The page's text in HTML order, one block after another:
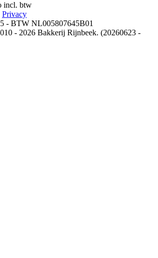
incl. btw
Privacy
- BTW NL005807645B01
- 2026 Bakkerij Rijnbeek. (20260623 -